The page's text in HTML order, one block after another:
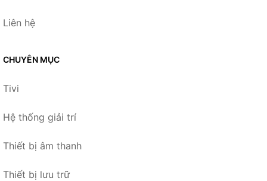
Liên hệ
CHUYÊN MỤC
Tivi
Hệ thống giải trí
Thiết bị âm thanh
Thiết bị lưu trữ